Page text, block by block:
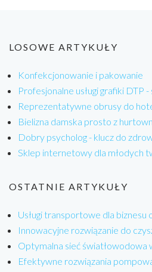
LOSOWE ARTYKUŁY
Konfekcjonowanie i pakowanie
Profesjonalne usługi grafiki DTP
Reprezentatywne obrusy do
Bielizna damska prosto z
Dobry psycholog - klucz do
Sklep internetowy dla młodych
OSTATNIE ARTYKUŁY
Usługi transportowe dla biznesu
Innowacyjne rozwiązanie do
Optymalna sieć światłowodowa
Efektywne rozwiązania